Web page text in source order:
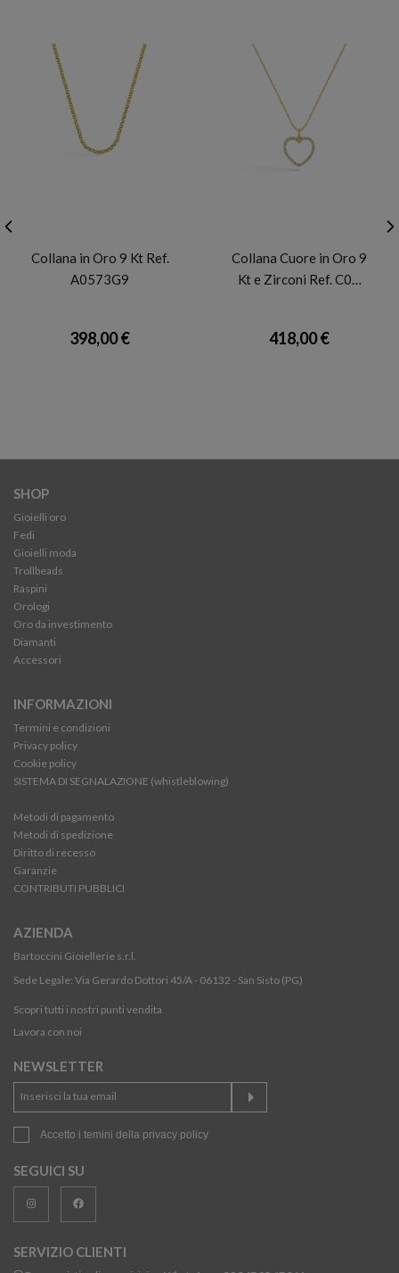
Collana in Oro 9 Kt Ref.
A0573G9
398,00 €
Collana Cuore in Oro 9
Kt e Zirconi Ref. C0…
418,00 €
SHOP
Gioielli oro
Fedi
Gioielli moda
Trollbeads
Raspini
Orologi
Oro da investimento
Diamanti
Accessori
INFORMAZIONI
Termini e condizioni
Privacy policy
Cookie policy
SISTEMA DI SEGNALAZIONE (whistleblowing)
Metodi di pagamento
Metodi di spedizione
Diritto di recesso
Garanzie
CONTRIBUTI PUBBLICI
AZIENDA
Bartoccini Gioiellerie s.r.l.
Sede Legale: Via Gerardo Dottori 45/A - 06132 - San Sisto (PG)
Scopri tutti i nostri punti vendita
Lavora con noi
NEWSLETTER
Accetto i temini della privacy policy
SEGUICI SU
SERVIZIO CLIENTI